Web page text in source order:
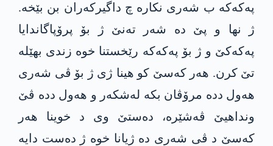
پەکەکە ب شەری نکارە چ داگیرکەران بن بێخە.
ژ نھا و پێ دە شەر تەنێ ژ بۆ پرۆپاگاندایا
پەکەکێ و ژ بۆ پەکەکە رێخستنا خوە زندی بھێلە
تێ کرن. ھەر کەسێ کو ھینا ژی ژ بۆ ڤی شەری
ھەول ددە مرۆڤان بکە لەشکەر و ھەول ددە ڤێ
ونداھیێ ڤەشێرە، دەستێ وی د خوینا ھەر
کەسێ د ڤی شەری دە ژیانا خوە ژ دەست دایە